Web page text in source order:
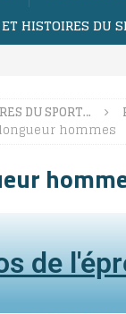
HISTOIRES DU
DU SPORT…
hommes
de